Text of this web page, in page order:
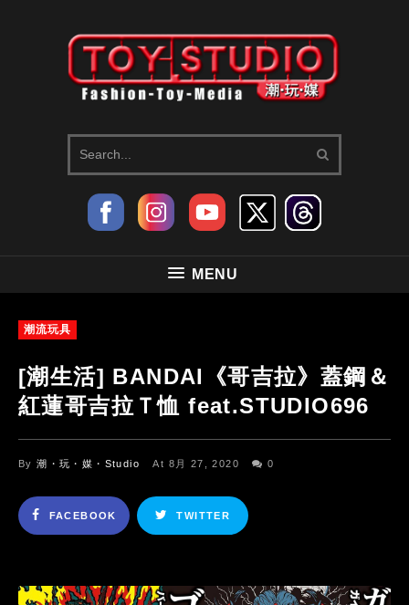
MENU
潮流玩具
[潮生活] BANDAI《哥吉拉》蓋鋼＆
紅蓮哥吉拉Ｔ恤 feat.STUDIO696
By潮・玩・媒・Studio At 8月 27, 2020 0
FACEBOOK TWITTER